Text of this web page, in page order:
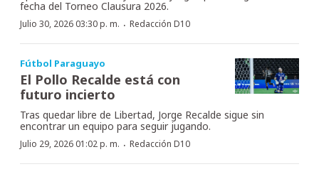
fecha del Torneo Clausura 2026.
Julio 30, 2026 03:30 p. m. · Redacción D10
Fútbol Paraguayo
El Pollo Recalde está con
futuro incierto
Tras quedar libre de Libertad, Jorge Recalde sigue sin
encontrar un equipo para seguir jugando.
Julio 29, 2026 01:02 p. m. · Redacción D10